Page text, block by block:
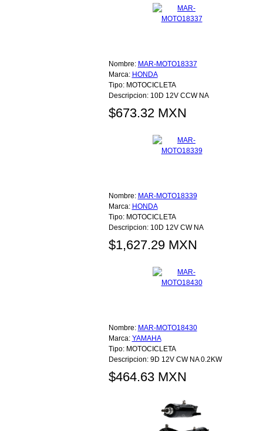
Nombre: MAR-MOTO18337
Marca: HONDA
Tipo: MOTOCICLETA
Descripcion: 10D 12V CCW NA
$673.32 MXN
Nombre: MAR-MOTO18339
Marca: HONDA
Tipo: MOTOCICLETA
Descripcion: 10D 12V CW NA
$1,627.29 MXN
Nombre: MAR-MOTO18430
Marca: YAMAHA
Tipo: MOTOCICLETA
Descripcion: 9D 12V CW NA 0.2KW
$464.63 MXN